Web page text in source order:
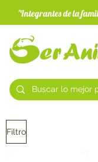
"Integrantes de la
Filtro